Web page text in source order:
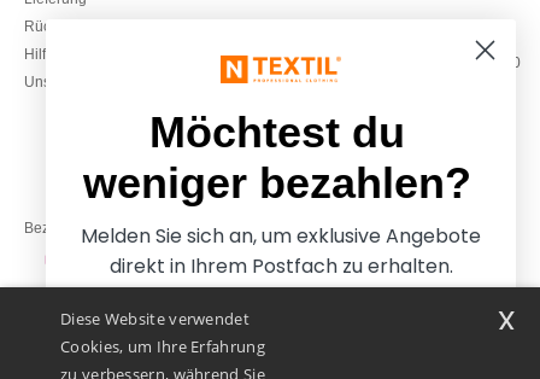
Rückerstattungen / Rückgaben
Hilfe & FAQs
Unsere Engagements
Montag – Donnerstag: 10:00–13:00
& 14:00–17:30
Freitag: 10:00–14:00
Bezahlung mit
Unsere Paketzusteller
Diese Website verwendet
Cookies, um Ihre Erfahrung
zu verbessern, während Sie
x
Möchtest du
weniger bezahlen?
Melden Sie sich an, um exklusive Angebote
direkt in Ihrem Postfach zu erhalten.